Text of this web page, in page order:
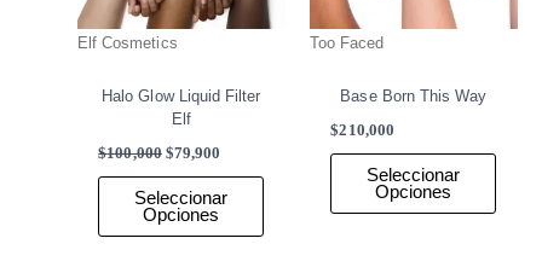
Elf Cosmetics
Halo Glow Liquid Filter
Elf
$100,000 $79,900
Seleccionar
Opciones
Too Faced
Base Born This Way
$210,000
Seleccionar
Opciones